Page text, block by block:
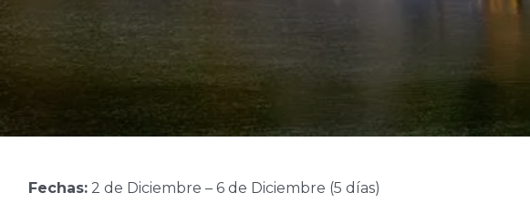
Fechas: 2 de Diciembre – 6 de Diciembre (5 días)